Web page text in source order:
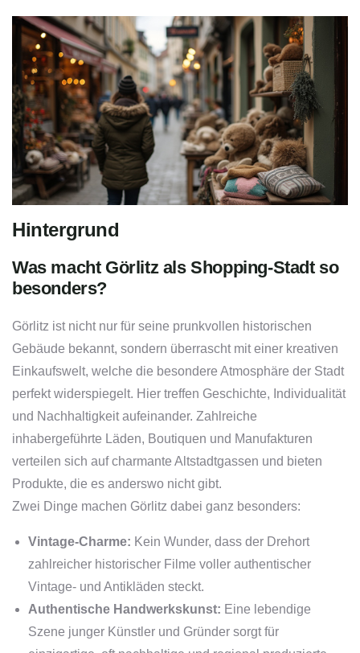
Hintergrund
Was macht Görlitz als Shopping-Stadt so
besonders?
Görlitz ist nicht nur für seine prunkvollen historischen
Gebäude bekannt, sondern überrascht mit einer kreativen
Einkaufswelt, welche die besondere Atmosphäre der Stadt
perfekt widerspiegelt. Hier treffen Geschichte, Individualität
und Nachhaltigkeit aufeinander. Zahlreiche
inhabergeführte Läden, Boutiquen und Manufakturen
verteilen sich auf charmante Altstadtgassen und bieten
Produkte, die es anderswo nicht gibt.
Zwei Dinge machen Görlitz dabei ganz besonders:
Vintage-Charme: Kein Wunder, dass der Drehort
zahlreicher historischer Filme voller authentischer
Vintage- und Antikläden steckt.
Authentische Handwerkskunst: Eine lebendige
Szene junger Künstler und Gründer sorgt für